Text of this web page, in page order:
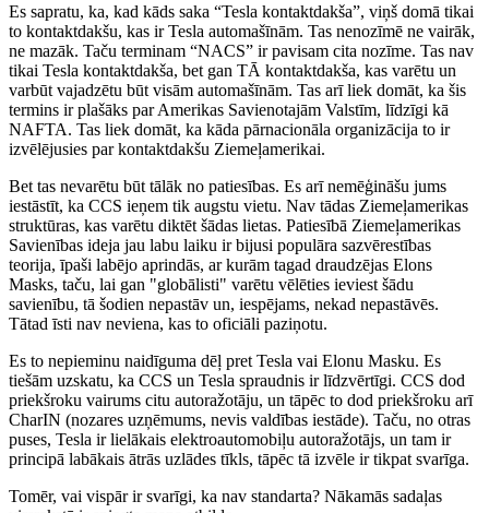
Es sapratu, ka, kad kāds saka “Tesla kontaktdakša”, viņš domā tikai
to kontaktdakšu, kas ir Tesla automašīnām. Tas nenozīmē ne vairāk,
ne mazāk. Taču terminam “NACS” ir pavisam cita nozīme. Tas nav
tikai Tesla kontaktdakša, bet gan TĀ kontaktdakša, kas varētu un
varbūt vajadzētu būt visām automašīnām. Tas arī liek domāt, ka šis
termins ir plašāks par Amerikas Savienotajām Valstīm, līdzīgi kā
NAFTA. Tas liek domāt, ka kāda pārnacionāla organizācija to ir
izvēlējusies par kontaktdakšu Ziemeļamerikai.
Bet tas nevarētu būt tālāk no patiesības. Es arī nemēģināšu jums
iestāstīt, ka CCS ieņem tik augstu vietu. Nav tādas Ziemeļamerikas
struktūras, kas varētu diktēt šādas lietas. Patiesībā Ziemeļamerikas
Savienības ideja jau labu laiku ir bijusi populāra sazvērestības
teorija, īpaši labējo aprindās, ar kurām tagad draudzējas Elons
Masks, taču, lai gan "globālisti" varētu vēlēties ieviest šādu
savienību, tā šodien nepastāv un, iespējams, nekad nepastāvēs.
Tātad īsti nav neviena, kas to oficiāli paziņotu.
Es to nepieminu naidīguma dēļ pret Tesla vai Elonu Masku. Es
tiešām uzskatu, ka CCS un Tesla spraudnis ir līdzvērtīgi. CCS dod
priekšroku vairums citu autoražotāju, un tāpēc to dod priekšroku arī
CharIN (nozares uzņēmums, nevis valdības iestāde). Taču, no otras
puses, Tesla ir lielākais elektroautomobiļu autoražotājs, un tam ir
principā labākais ātrās uzlādes tīkls, tāpēc tā izvēle ir tikpat svarīga.
Tomēr, vai vispār ir svarīgi, ka nav standarta? Nākamās sadaļas